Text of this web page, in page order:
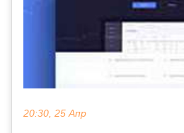
20:30, 25 Апр